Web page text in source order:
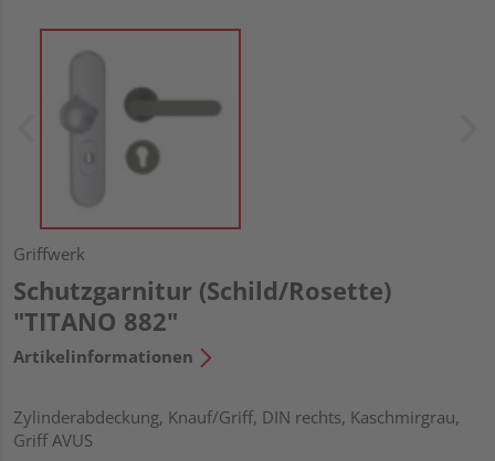
Griffwerk
Schutzgarnitur (Schild/Rosette)
"TITANO 882"
Artikelinformationen
Zylinderabdeckung, Knauf/Griff, DIN rechts, Kaschmirgrau,
Griff AVUS